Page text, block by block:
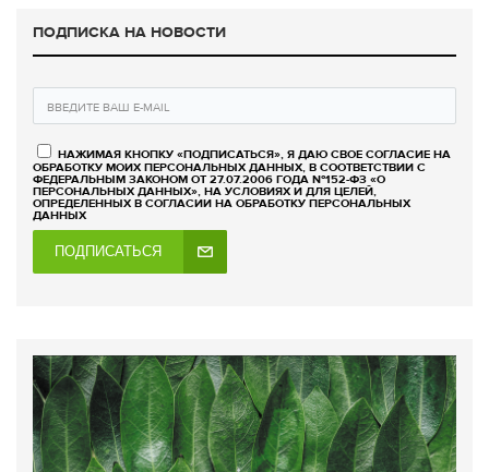
ПОДПИСКА НА НОВОСТИ
НАЖИМАЯ КНОПКУ «ПОДПИСАТЬСЯ», Я ДАЮ СВОЕ СОГЛАСИЕ НА
ОБРАБОТКУ МОИХ ПЕРСОНАЛЬНЫХ ДАННЫХ, В СООТВЕТСТВИИ С
ФЕДЕРАЛЬНЫМ ЗАКОНОМ ОТ 27.07.2006 ГОДА №152-ФЗ «О
ПЕРСОНАЛЬНЫХ ДАННЫХ», НА УСЛОВИЯХ И ДЛЯ ЦЕЛЕЙ,
ОПРЕДЕЛЕННЫХ В СОГЛАСИИ НА ОБРАБОТКУ ПЕРСОНАЛЬНЫХ
ДАННЫХ
ПОДПИСАТЬСЯ